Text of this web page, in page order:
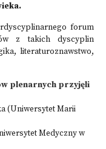
forum
z takich dyscyplin
literaturoznawstwo,
plenarnych przyjęli
(Uniwersytet Marii
Medyczny w